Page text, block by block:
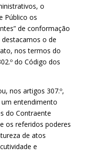
o
Público os
de conformação
o de
nos termos do
do Código dos
nos artigos 307.º,
um entendimento
do Contraente
os referidos poderes
de atos
e